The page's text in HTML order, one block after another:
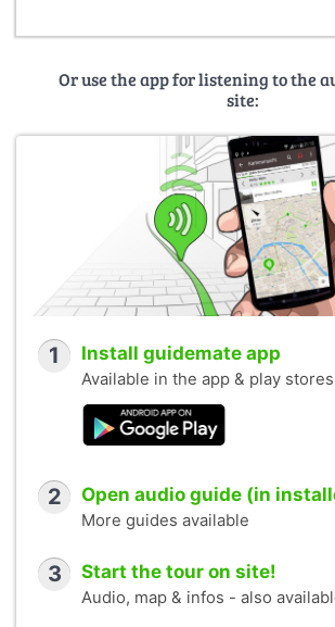
Or use the app for listening to the
site:
1 Install guidemate app
Available in the app & play
2 Open audio guide (in
More guides available
3 Start the tour on site!
Audio, map & infos - also